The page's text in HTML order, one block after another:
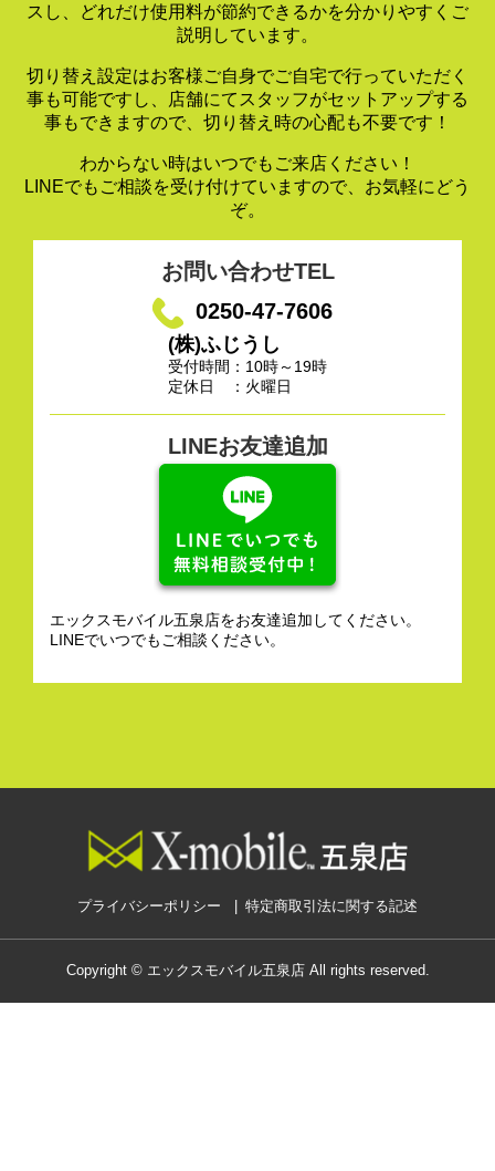
スし、
どれだけ使用料が節約できるかを分かりやすくご
説明しています。
切り替え設定はお客様ご自身でご自宅で行っていただく
事も可能ですし、
店舗にてスタッフがセットアップする
事もできますので、 切り替え時の心配も不要です！
わからない時はいつでもご来店ください！
LINEでもご相談を受け付けていますので、お気軽にどう
ぞ。
お問い合わせTEL
0250-47-7606
(株)ふじうし
受付時間：10時～19時
定休日 ：火曜日
LINEお友達追加
エックスモバイル五泉店をお友達追加してください。
LINEでいつでもご相談ください。
プライバシーポリシー 特定商取引法に関する記述
Copyright © エックスモバイル五泉店 All rights reserved.